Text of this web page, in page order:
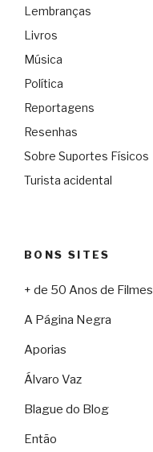
Lembranças
Livros
Música
Política
Reportagens
Resenhas
Sobre Suportes Físicos
Turista acidental
BONS SITES
+ de 50 Anos de Filmes
A Página Negra
Aporias
Álvaro Vaz
Blague do Blog
Então